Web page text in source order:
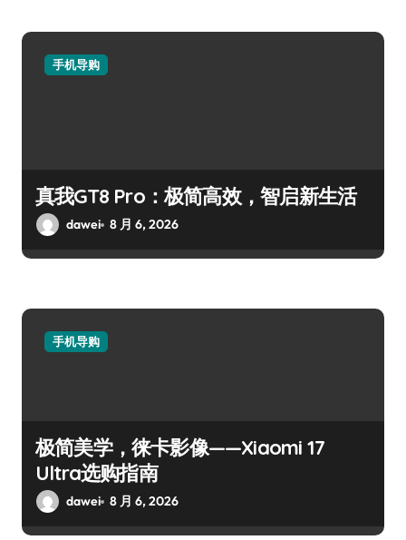
手机导购
真我GT8 Pro：极简高效，智启新生活
dawei 8 月 6, 2026
手机导购
极简美学，徕卡影像——Xiaomi 17
Ultra选购指南
dawei 8 月 6, 2026